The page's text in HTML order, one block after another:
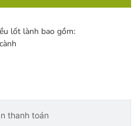
thanh toán
lốt lành bao gồm: